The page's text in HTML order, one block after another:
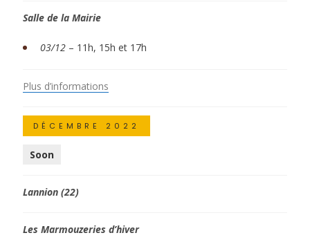
Salle de la Mairie
03/12 – 11h, 15h et 17h
Plus d’informations
DÉCEMBRE 2022
Soon
Lannion (22)
Les Marmouzeries d’hiver